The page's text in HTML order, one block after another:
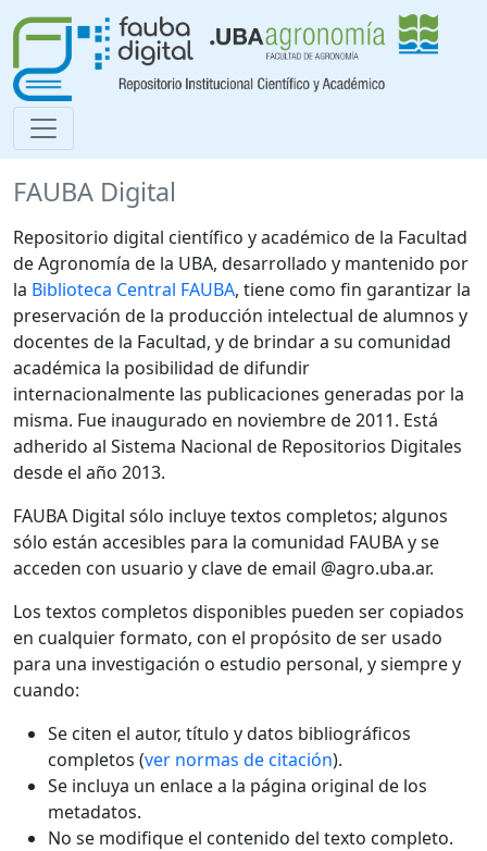
FAUBA Digital
Repositorio digital científico y académico de la Facultad
de Agronomía de la UBA, desarrollado y mantenido por
la Biblioteca Central FAUBA, tiene como fin garantizar la
preservación de la producción intelectual de alumnos y
docentes de la Facultad, y de brindar a su comunidad
académica la posibilidad de difundir
internacionalmente las publicaciones generadas por la
misma. Fue inaugurado en noviembre de 2011. Está
adherido al Sistema Nacional de Repositorios Digitales
desde el año 2013.
FAUBA Digital sólo incluye textos completos; algunos
sólo están accesibles para la comunidad FAUBA y se
acceden con usuario y clave de email @agro.uba.ar.
Los textos completos disponibles pueden ser copiados
en cualquier formato, con el propósito de ser usado
para una investigación o estudio personal, y siempre y
cuando:
Se citen el autor, título y datos bibliográficos
completos (ver normas de citación).
Se incluya un enlace a la página original de los
metadatos.
No se modifique el contenido del texto completo.